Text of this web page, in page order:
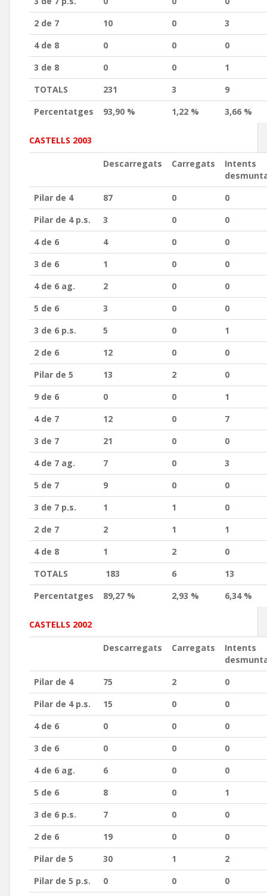
2 de 7
10 0
3
4 de 8
0 0
0
3 de 8
0 0
1
TOTALS
231 3
9
Percentatges
93,90 % 1,22 % 3,66 %
CASTELLS 2003
Descarregats Carregats
Intents
Pilar de 4
87 0
0
Pilar de 4 p.s.
3 0
0
4 de 6
4 0
0
3 de 6
1 0
0
4 de 6 ag.
2 0
0
5 de 6
3 0
0
3 de 6 p.s.
5 0
1
2 de 6
12 0
0
Pilar de 5
13 2
0
9 de 6
0 0
1
4 de 7
12 0
7
3 de 7
21 0
0
4 de 7 ag.
7 0
3
5 de 7
9 0
0
3 de 7 p.s.
1 1
0
2 de 7
2 1
1
4 de 8
1 2
0
TOTALS
183 6
13
Percentatges
89,27 % 2,93 % 6,34 %
CASTELLS 2002
Descarregats Carregats
Intents
Pilar de 4
75 2
0
Pilar de 4 p.s.
15 0
0
4 de 6
0 0
0
3 de 6
0 0
0
4 de 6 ag.
6 0
0
5 de 6
8 0
1
3 de 6 p.s.
7 0
0
2 de 6
19 0
0
Pilar de 5
30 1
2
Pilar de 5 p.s.
0 0
0